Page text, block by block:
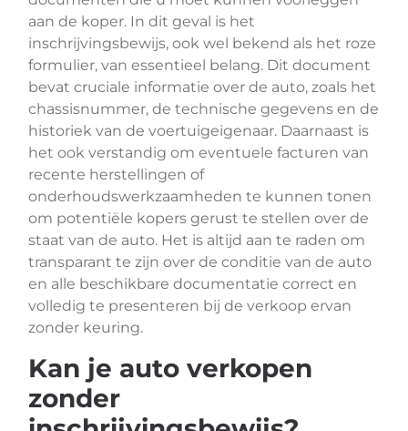
aan de koper. In dit geval is het
inschrijvingsbewijs, ook wel bekend als het roze
formulier, van essentieel belang. Dit document
bevat cruciale informatie over de auto, zoals het
chassisnummer, de technische gegevens en de
historiek van de voertuigeigenaar. Daarnaast is
het ook verstandig om eventuele facturen van
recente herstellingen of
onderhoudswerkzaamheden te kunnen tonen
om potentiële kopers gerust te stellen over de
staat van de auto. Het is altijd aan te raden om
transparant te zijn over de conditie van de auto
en alle beschikbare documentatie correct en
volledig te presenteren bij de verkoop ervan
zonder keuring.
Kan je auto verkopen
zonder